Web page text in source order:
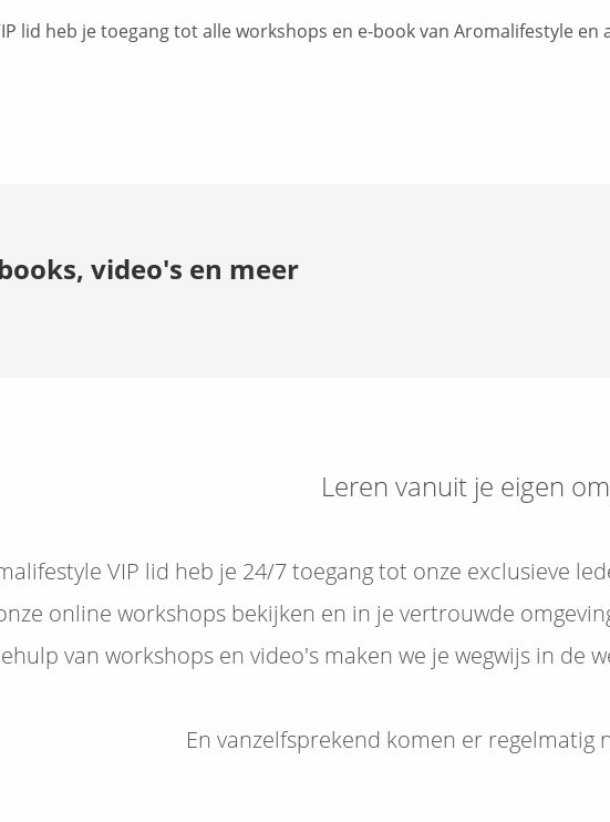
lid heb je toegang tot alle workshops en e-book van Aromalifestyle
video's en meer
Leren vanuit je eigen
VIP lid heb je 24/7 toegang tot onze exclusieve
online workshops bekijken en in je vertrouwde
van workshops en video's maken we je wegwijs in de
En vanzelfsprekend komen er regelmatig